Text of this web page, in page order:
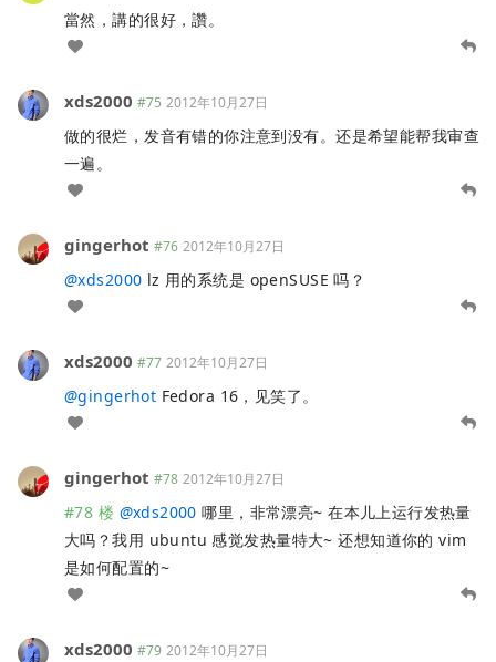
當然，講的很好，讚。
xds2000 #75 2012年10月27日
做的很烂，发音有错的你注意到没有。还是希望能帮我审查
一遍。
gingerhot #76 2012年10月27日
@xds2000 lz 用的系统是 openSUSE 吗？
xds2000 #77 2012年10月27日
@gingerhot Fedora 16，见笑了。
gingerhot #78 2012年10月27日
#78 楼 @xds2000 哪里，非常漂亮~ 在本儿上运行发热量
大吗？我用 ubuntu 感觉发热量特大~ 还想知道你的 vim
是如何配置的~
xds2000 #79 2012年10月27日